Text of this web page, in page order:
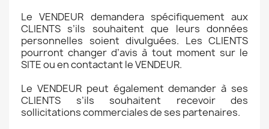
Le VENDEUR demandera spécifiquement aux
CLIENTS s’ils souhaitent que leurs données
personnelles soient divulguées. Les CLIENTS
pourront changer d’avis à tout moment sur le
SITE ou en contactant le VENDEUR.
Le VENDEUR peut également demander à ses
CLIENTS s’ils souhaitent recevoir des
sollicitations commerciales de ses partenaires.